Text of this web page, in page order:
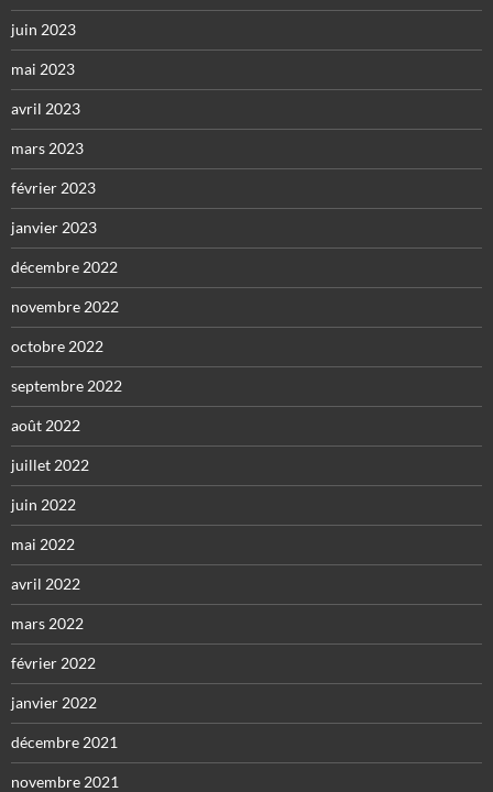
juin 2023
mai 2023
avril 2023
mars 2023
février 2023
janvier 2023
décembre 2022
novembre 2022
octobre 2022
septembre 2022
août 2022
juillet 2022
juin 2022
mai 2022
avril 2022
mars 2022
février 2022
janvier 2022
décembre 2021
novembre 2021